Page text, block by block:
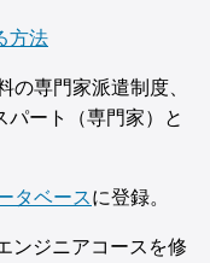
方法
の専門家派遣制度、
パート（専門家）と
タベースに登録。
ンジニアコースを修